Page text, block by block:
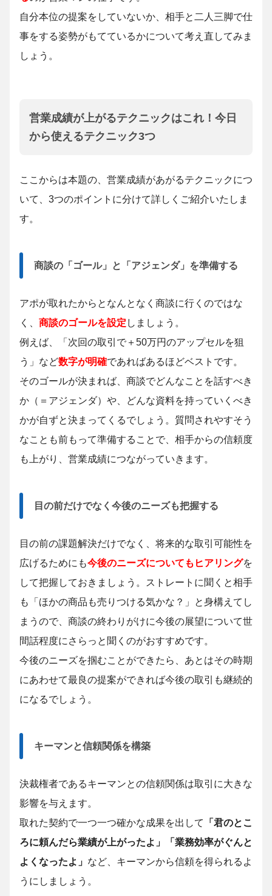
自分本位の提案をしていないか、相手と二人三脚で仕
事をする姿勢がもてているかについて考え直してみま
しょう。
営業成績が上がるテクニックはこれ！今日
から使えるテクニック3つ
ここからは本題の、営業成績があがるテクニックにつ
いて、3つのポイントに分けて詳しくご紹介いたしま
す。
商談の「ゴール」と「アジェンダ」を準備する
アポが取れたからとなんとなく商談に行くのではな
く、 商談のゴールを設定 しましょう。
例えば、「次回の取引で＋50万円のアップセルを狙
う」など数字が明確であればあるほどベストです。
そのゴールが決まれば、商談でどんなことを話すべき
か（＝アジェンダ）や、どんな資料を持っていくべき
かが自ずと決まってくるでしょう。質問されやすそう
なことも前もって準備することで、相手からの信頼度
も上がり、営業成績につながっていきます。
目の前だけでなく今後のニーズも把握する
目の前の課題解決だけでなく、将来的な取引可能性を
広げるためにも今後のニーズについてもヒアリングを
して把握しておきましょう。ストレートに聞くと相手
も「ほかの商品も売りつける気かな？」と身構えてし
まうので、商談の終わりがけに今後の展望について世
間話程度にさらっと聞くのがおすすめです。
今後のニーズを掴むことができたら、あとはその時期
にあわせて最良の提案ができれば今後の取引も継続的
になるでしょう。
キーマンと信頼関係を構築
決裁権者であるキーマンとの信頼関係は取引に大きな
影響を与えます。
取れた契約で一つ一つ確かな成果を出して
「君のとこ
ろに頼んだら業績が上がったよ」「業務効率がぐんと
よくなったよ」 など、キーマンから信頼を得られるよ
うにしましょう。